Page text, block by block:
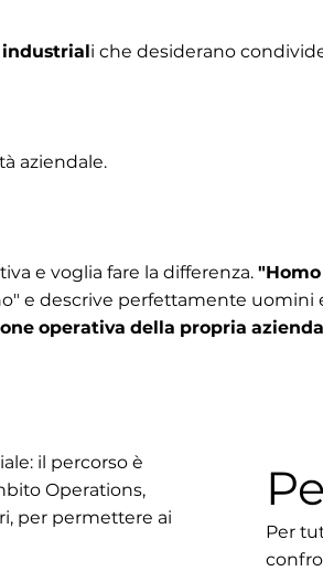
i che desiderano
aziendale.
e voglia fare la differenza.
e descrive perfettamente uomini
operativa della propria
il percorso è
Operations,
per permettere ai
Per